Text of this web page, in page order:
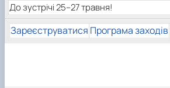
До зустрічі 25–27 травня!
Зареєструватися Програма заходів